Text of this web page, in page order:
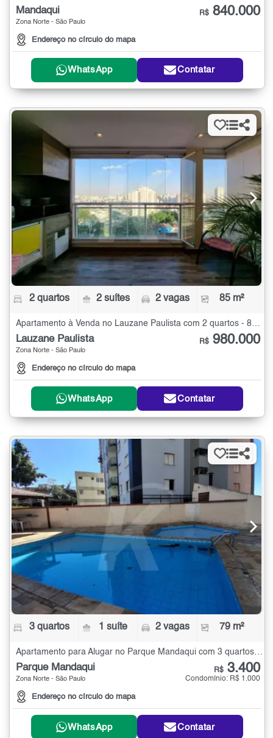
Mandaqui
Zona Norte - São Paulo
Endereço no círculo do mapa
R$ 840.000
WhatsApp Contatar
2 quartos 2 suítes 2 vagas 85 m²
Apartamento à Venda no Lauzane Paulista com 2 quartos - 85 m²
Lauzane Paulista
Zona Norte - São Paulo
Endereço no círculo do mapa
R$ 980.000
WhatsApp Contatar
3 quartos 1 suíte 2 vagas 79 m²
Apartamento para Alugar no Parque Mandaqui com 3 quartos - 79 m²
Parque Mandaqui
Zona Norte - São Paulo
Endereço no círculo do mapa
R$ 3.400
Condomínio: R$ 1.000
WhatsApp Contatar